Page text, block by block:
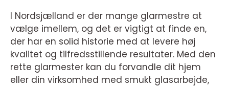
I Nordsjælland er der mange glarmestre at
vælge imellem, og det er vigtigt at finde en,
der har en solid historie med at levere høj
kvalitet og tilfredsstillende resultater. Med den
rette glarmester kan du forvandle dit hjem
eller din virksomhed med smukt glasarbejde,